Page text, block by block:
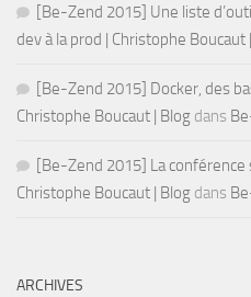
[Be-Zend 2015] Une liste
dev à la prod | Christophe Boucaut
[Be-Zend 2015] Docker, des
Christophe Boucaut | Blog dans
[Be-Zend 2015] La conférence
Christophe Boucaut | Blog dans
ARCHIVES